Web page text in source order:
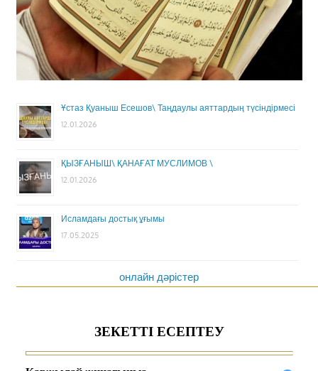
Ұстаз Қуаныш Есешов\ Таңдаулы аяттардың түсіндірмесі
12.01.2026
ҚЫЗҒАНЫШ\ ҚАНАҒАТ МУСЛИМОВ \
12.01.2026
Исламдағы достық ұғымы
17.05.2025
онлайн дәрістер